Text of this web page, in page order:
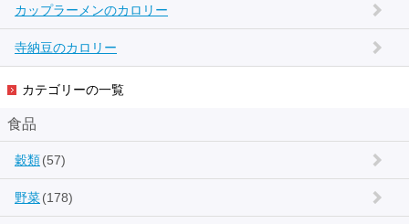
カップラーメンのカロリー
寺納豆のカロリー
カテゴリーの一覧
食品
穀類(57)
野菜(178)